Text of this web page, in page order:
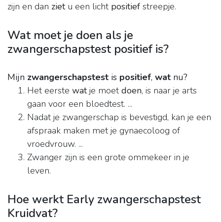
zijn en dan zietu een licht positief streepje.
Wat moet je doen als je
zwangerschapstest positief is?
Mijn zwangerschapstest is positief, wat nu?
Het eerste watje moetdoen, is naar je arts
gaan voor een bloedtest. ...
Nadat je zwangerschap is bevestigd, kan je een
afspraak maken met je gynaecoloog of
vroedvrouw. ...
Zwanger zijn is een grote ommekeer in je
leven.
Hoe werkt Early zwangerschapstest
Kruidvat?